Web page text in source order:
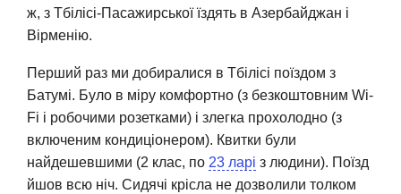
ж, з Тбілісі-Пасажирської їздять в Азербайджан і
Вірменію.
Перший раз ми добиралися в Тбілісі поїздом з
Батумі. Було в міру комфортно (з безкоштовним Wi-
Fi і робочими розетками) і злегка прохолодно (з
включеним кондиціонером). Квитки були
найдешевшими (2 клас, по 23 ларі з людини). Поїзд
йшов всю ніч. Сидячі крісла не дозволили толком